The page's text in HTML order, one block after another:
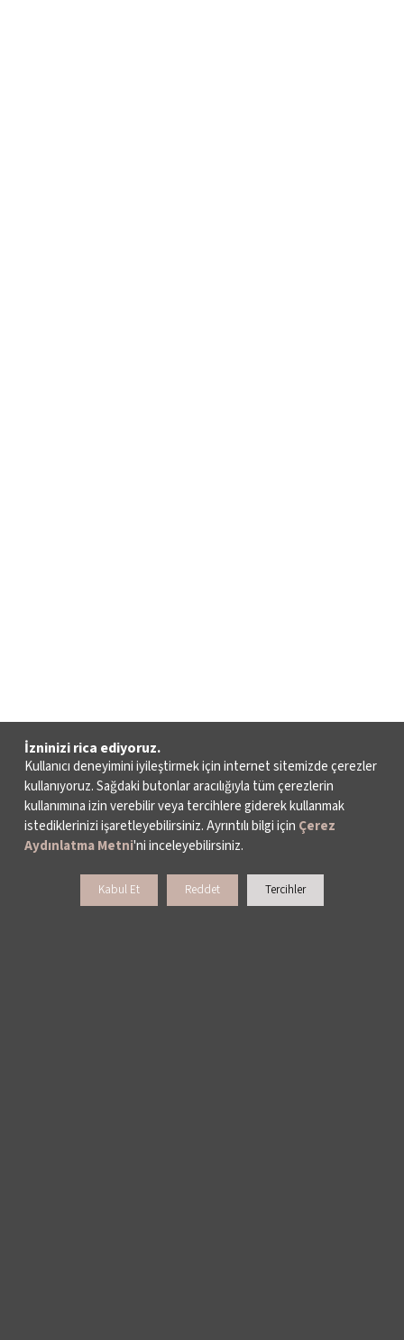
İzninizi rica ediyoruz.
Kullanıcı deneyimini iyileştirmek için internet sitemizde çerezler
kullanıyoruz. Sağdaki butonlar aracılığıyla tüm çerezlerin
kullanımına izin verebilir veya tercihlere giderek kullanmak
istediklerinizi işaretleyebilirsiniz. Ayrıntılı bilgi için Çerez
Aydınlatma Metni'ni inceleyebilirsiniz.
Kabul Et Reddet Tercihler